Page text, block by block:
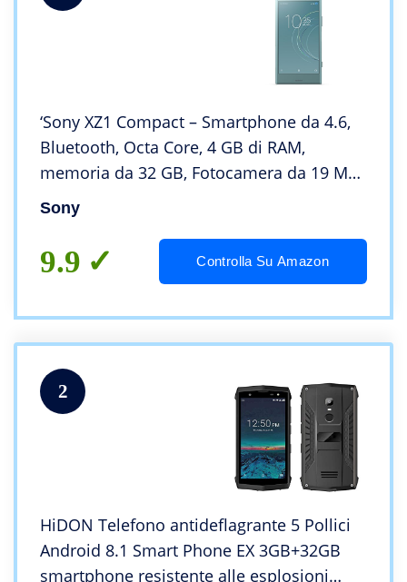
‘Sony XZ1 Compact – Smartphone da 4.6,
Bluetooth, Octa Core, 4 GB di RAM,
memoria da 32 GB, Fotocamera da 19 MP,
Android) [versione Spagna]
Sony
9.9 Controlla Su Amazon
2
HiDON Telefono antideflagrante 5 Pollici
Android 8.1 Smart Phone EX 3GB+32GB
smartphone resistente alle esplosioni